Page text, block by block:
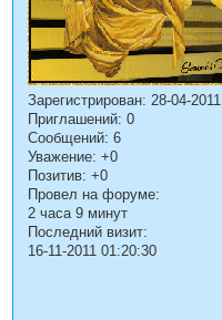
Зарегистрирован: 28-04-2011
Приглашений: 0
Сообщений: 6
Уважение: +0
Позитив: +0
Провел на форуме:
2 часа 9 минут
Последний визит:
16-11-2011 01:20:30